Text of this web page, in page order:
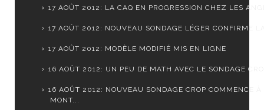
17 AOÛT 2012: LA CAQ EN PROGRESSION CHEZ LES
17 AOÛT 2012: NOUVEAU SONDAGE LÉGER CONFIRME
17 AOÛT 2012: MODÈLE MODIFIÉ MIS EN LIGNE
16 AOÛT 2012: UN PEU DE MATH AVEC LE SONDAGE
16 AOÛT 2012: NOUVEAU SONDAGE CROP COMMENCE À
MONT...